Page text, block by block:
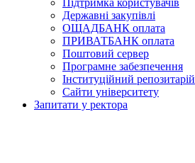
Підтримка користувачів
Державні закупівлі
ОЩАДБАНК оплата
ПРИВАТБАНК оплата
Поштовий сервер
Програмне забезпечення
Інституційний репозитарій
Сайти університету
Запитати у ректора